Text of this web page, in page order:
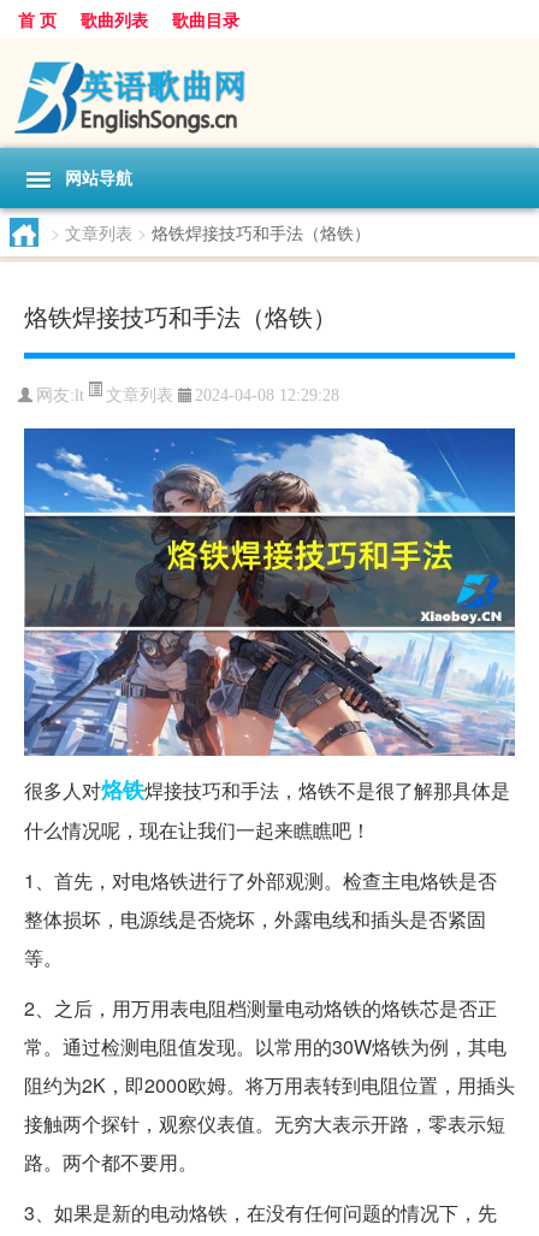
首 页 歌曲列表 歌曲目录
网站导航
> 文章列表 > 烙铁焊接技巧和手法（烙铁）
烙铁焊接技巧和手法（烙铁）
网友: lt 文章列表 2024-04-08 12:29:28
很多人对烙铁焊接技巧和手法，烙铁不是很了解那具体是
什么情况呢，现在让我们一起来瞧瞧吧！
1、首先，对电烙铁进行了外部观测。检查主电烙铁是否
整体损坏，电源线是否烧坏，外露电线和插头是否紧固
等。
2、之后，用万用表电阻档测量电动烙铁的烙铁芯是否正
常。通过检测电阻值发现。以常用的30W烙铁为例，其电
阻约为2K，即2000欧姆。将万用表转到电阻位置，用插头
接触两个探针，观察仪表值。无穷大表示开路，零表示短
路。两个都不要用。
3、如果是新的电动烙铁，在没有任何问题的情况下，先